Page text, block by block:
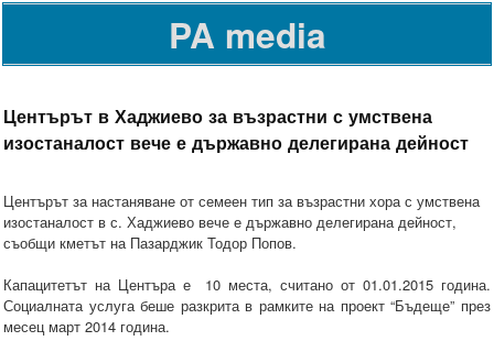
PA media
Центърът в Хаджиево за възрастни с умствена
изостаналост вече е държавно делегирана дейност
Центърът за настаняване от семеен тип за възрастни хора с умствена
изостаналост в с. Хаджиево вече е държавно делегирана дейност,
съобщи кметът на Пазарджик Тодор Попов.
Капацитетът на Центъра е 10 места, считано от 01.01.2015 година.
Социалната услуга беше разкрита в рамките на проект “Бъдеще” през
месец март 2014 година.